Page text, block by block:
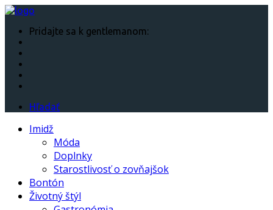
Pridajte sa k gentlemanom:
Hľadať
Imidž
Móda
Doplnky
Starostlivosť o zovňajšok
Bontón
Životný štýl